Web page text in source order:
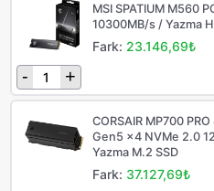
MSI SPATIUM M560
10300MB/s / Yazma
Fark: 23.146,69₺
- +
CORSAIR MP700
Gen5 x4 NVMe 2.0
Yazma M.2 SSD
Fark: 37.127,69₺